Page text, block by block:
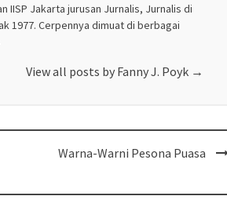
IISP Jakarta jurusan Jurnalis, Jurnalis di
1977. Cerpennya dimuat di berbagai
View all posts by Fanny J. Poyk →
Warna-Warni Pesona Puasa